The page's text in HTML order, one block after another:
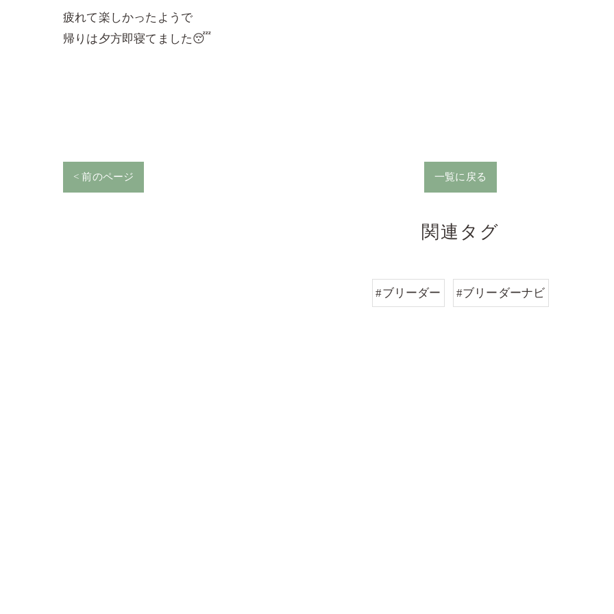
疲れて楽しかったようで
帰りは夕方即寝てました😴
< 前のページ 一覧に戻る
関連タグ
#ブリーダー #ブリーダーナビ